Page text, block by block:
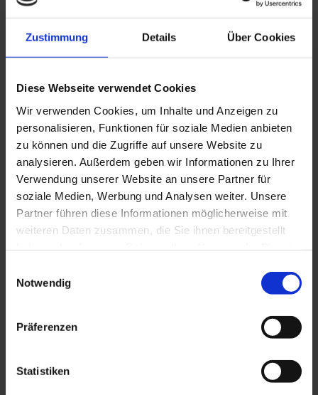
Zustimmung Details Über Cookies
Diese Webseite verwendet Cookies
Wir verwenden Cookies, um Inhalte und Anzeigen zu
personalisieren, Funktionen für soziale Medien anbieten
zu können und die Zugriffe auf unsere Website zu
analysieren. Außerdem geben wir Informationen zu Ihrer
Verwendung unserer Website an unsere Partner für
soziale Medien, Werbung und Analysen weiter. Unsere
Partner führen diese Informationen möglicherweise mit
weiteren Daten zusammen, die Sie ihnen bereitgestellt
Cookies, wenn Sie unsere Webseite weiterhin nutzen.
Notwendig
Präferenzen
Statistiken
WSL 50/15